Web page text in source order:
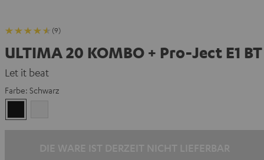
(9)
ULTIMA 20 KOMBO + Pro-Ject E1 BT
Let it beat
Farbe: Schwarz